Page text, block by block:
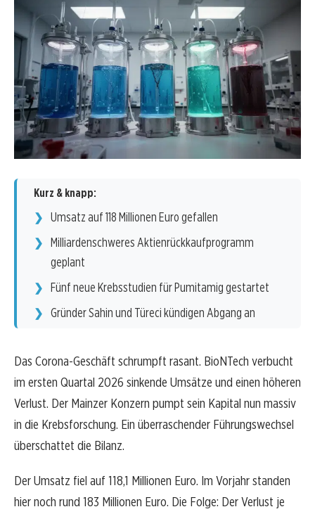
Kurz & knapp:
Umsatz auf 118 Millionen Euro gefallen
Milliardenschweres Aktienrückkaufprogramm
geplant
Fünf neue Krebsstudien für Pumitamig gestartet
Gründer Sahin und Türeci kündigen Abgang an
Das Corona-Geschäft schrumpft rasant. BioNTech verbucht
im ersten Quartal 2026 sinkende Umsätze und einen höheren
Verlust. Der Mainzer Konzern pumpt sein Kapital nun massiv
in die Krebsforschung. Ein überraschender Führungswechsel
überschattet die Bilanz.
Der Umsatz fiel auf 118,1 Millionen Euro. Im Vorjahr standen
hier noch rund 183 Millionen Euro. Die Folge: Der Verlust je